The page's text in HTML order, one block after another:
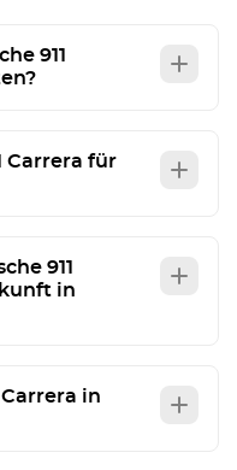
911
Carrera für
911
in
Carrera in